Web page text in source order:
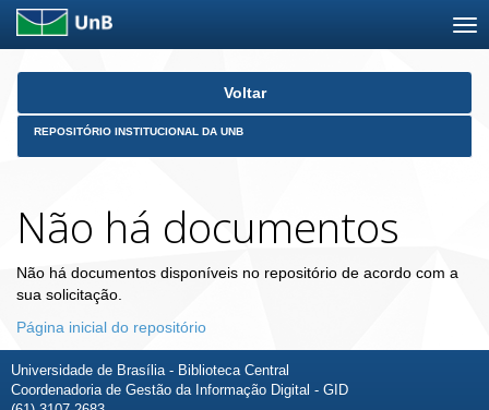
Skip
Voltar
REPOSITÓRIO INSTITUCIONAL DA UNB
Não há documentos
Não há documentos disponíveis no repositório de acordo com a
sua solicitação.
Página inicial do repositório
Universidade de Brasília - Biblioteca Central
Coordenadoria de Gestão da Informação Digital - GID